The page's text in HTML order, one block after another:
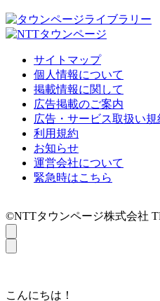
サイトマップ
個人情報について
掲載情報に関して
広告掲載のご案内
広告・サービス取扱い規
利用規約
お知らせ
運営会社について
緊急時はこちら
©NTTタウンページ株式会社
こんにちは！